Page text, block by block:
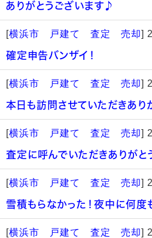
ありがとうございます♪
[横浜市 戸建て 査定 売却]
確定申告バンザイ！
[横浜市 戸建て 査定 売却]
本日も訪問させていただきあり
[横浜市 戸建て 査定 売却]
査定に呼んでいただきありがと
[横浜市 戸建て 査定 売却]
雪積もらなかった！夜中に何
[横浜市 戸建て 査定 売却]